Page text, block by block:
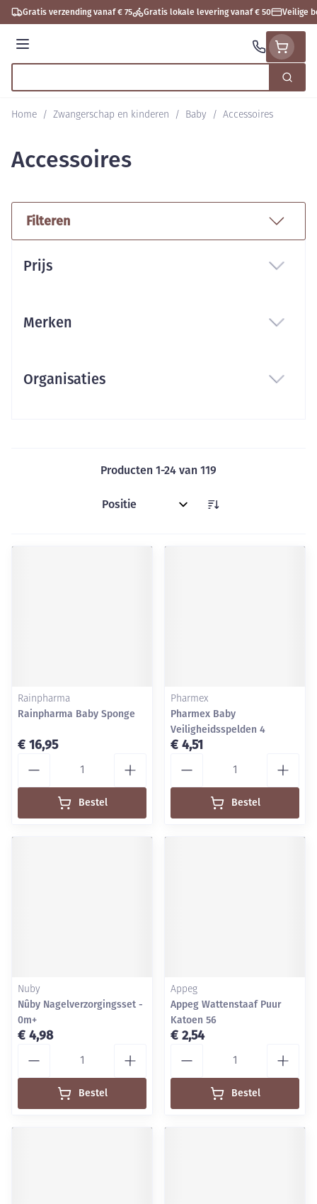
Ga naar de inhoud
Gratis verzending vanaf € 75 Gratis lokale levering vanaf € 50 Veilige
Menu
Zoek
Home / Zwangerschap en kinderen / Baby / Accessoires
Accessoires
Filteren
Prijs
Merken
Organisaties
Producten 1-24 van 119
Sorteer op:
Rainpharma
Rainpharma Baby Sponge
€ 16,95
Bestel
Pharmex
Pharmex Baby
Veiligheidsspelden 4
€ 4,51
Bestel
Nuby
Nûby Nagelverzorgingsset -
0m+
€ 4,98
Bestel
Appeg
Appeg Wattenstaaf Puur
Katoen 56
€ 2,54
Bestel